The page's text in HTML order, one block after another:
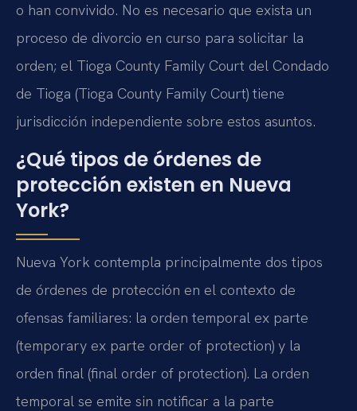
o han convivido. No es necesario que exista un
proceso de divorcio en curso para solicitar la
orden; el Tioga County Family Court del Condado
de Tioga (Tioga County Family Court) tiene
jurisdicción independiente sobre estos asuntos.
¿Qué tipos de órdenes de
protección existen en Nueva
York?
Nueva York contempla principalmente dos tipos
de órdenes de protección en el contexto de
ofensas familiares: la orden temporal ex parte
(temporary ex parte order of protection) y la
orden final (final order of protection). La orden
temporal se emite sin notificar a la parte